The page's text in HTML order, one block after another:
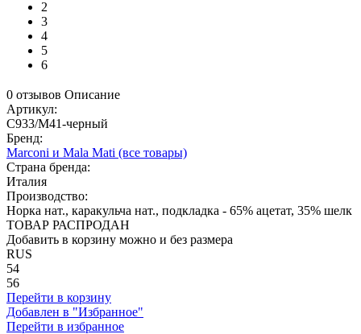
2
3
4
5
6
0 отзывов Описание
Артикул:
C933/M41-черный
Бренд:
Marconi и Mala Mati (все товары)
Страна бренда:
Италия
Производство:
Норка нат., каракульча нат., подкладка - 65% ацетат, 35% шелк
ТОВАР РАСПРОДАН
Добавить в корзину можно и без размера
RUS
54
56
Перейти в корзину
Добавлен в "Избранное"
Перейти в избранное